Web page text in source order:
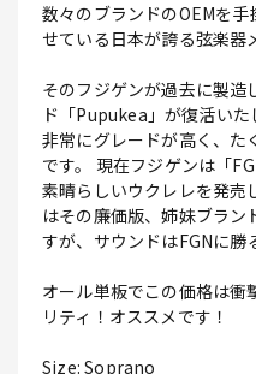
数々のブランドのOEMを
せている日本が誇る弦楽器
そのフジゲンが過去に製造
ド「Pupukea」が復活い
非常にグレードが高く、た
です。 現在フジゲンは「
素晴らしいウクレレを発
はその廉価版、姉妹ブラン
すが、サウンドはFGNに勝
オール単板でこの価格は衝
リティ！オススメです！
Size: Soprano